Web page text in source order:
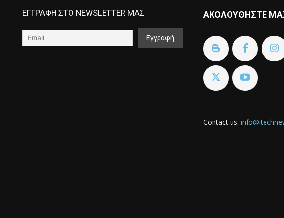
ΕΓΓΡΑΦΗ ΣΤΟ NEWSLETTER ΜΑΣ ΑΚΟΛΟΥΘΗΣΤΕ
Contact us: